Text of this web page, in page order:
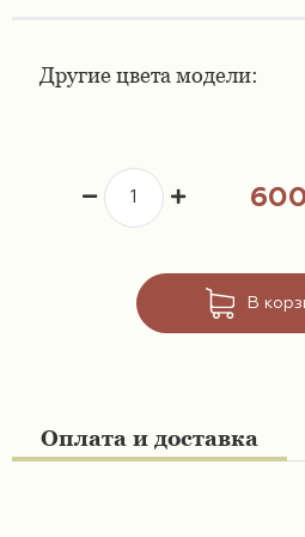
Ремешки
Ремешки
Ремешки
Ремешки
Ремешки
Ремешки для
Другие цвета модели:
В
Оплата и доставка